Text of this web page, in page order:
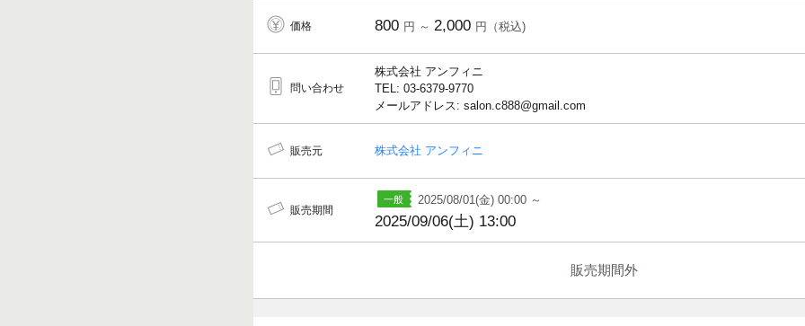
価格 800 円 ～ 2,000 円（税込)
問い合わせ
株式会社 アンフィニ
TEL: 03-6379-9770
メールアドレス: salon.c888@gmail.com
販売元 株式会社 アンフィニ
販売期間
2025/08/01(金) 00:00 ～
2025/09/06(土) 13:00
販売期間外